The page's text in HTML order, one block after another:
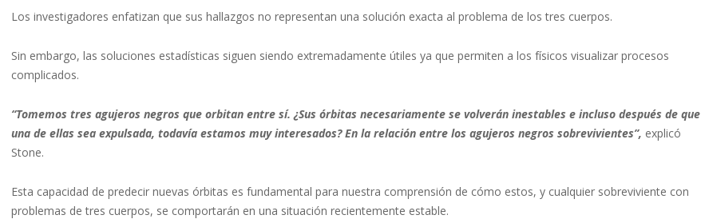
Los investigadores enfatizan que sus hallazgos no representan una solución exacta al problema de los tres cuerpos.
Sin embargo, las soluciones estadísticas siguen siendo extremadamente útiles ya que permiten a los físicos visualizar procesos
complicados.
“Tomemos tres agujeros negros que orbitan entre sí. ¿Sus órbitas necesariamente se volverán inestables e incluso después de que
una de ellas sea expulsada, todavía estamos muy interesados? En la relación entre los agujeros negros sobrevivientes”, explicó
Stone.
Esta capacidad de predecir nuevas órbitas es fundamental para nuestra comprensión de cómo estos, y cualquier sobreviviente con
problemas de tres cuerpos, se comportarán en una situación recientemente estable.